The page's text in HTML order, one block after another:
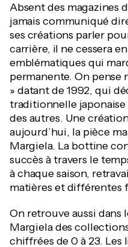
Absent des magazines
jamais communiqué
ses créations parler
carrière, il ne cessera
emblématiques qui
permanente. On pense
» datant de 1992, qui
traditionnelle
des autres. Une
aujourd’hui, la pièce
Margiela. La bottine
succès à travers le
à chaque saison,
matières et différentes
On retrouve aussi dans
Margiela des
chiffrées de 0 à 23.